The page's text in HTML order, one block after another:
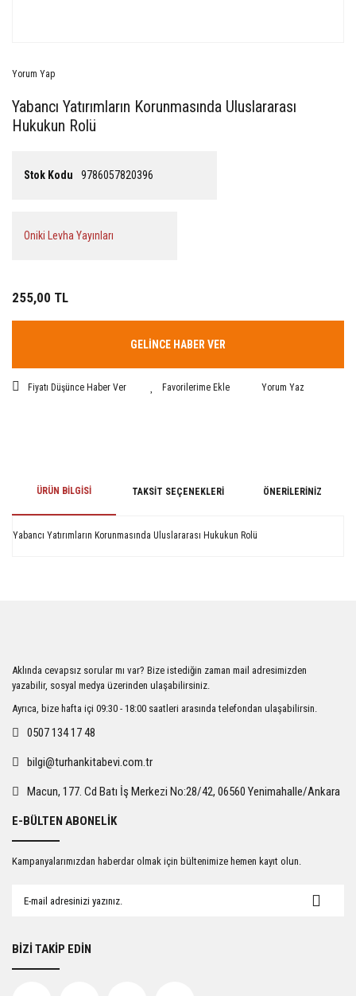
Yorum Yap
Yabancı Yatırımların Korunmasında Uluslararası
Hukukun Rolü
Stok Kodu 9786057820396
Oniki Levha Yayınları
255,00 TL
GELİNCE HABER VER
Fiyatı Düşünce Haber Ver Yorum Yaz
ÜRÜN BILGISI TAKSIT SEÇENEKLERI ÖNERILERINIZ
Yabancı Yatırımların Korunmasında Uluslararası Hukukun Rolü
Ürün açıklamasında eksik bilgiler bulunuyor.
Ürün bilgilerinde hatalar bulunuyor.
Ürün fiyatı diğer sitelerden daha pahalı.
Gönder
Aklında cevapsız sorular mı var? Bize istediğin zaman mail adresimizden
yazabilir, sosyal medya üzerinden ulaşabilirsiniz.
Ayrıca, bize hafta içi 09:30 - 18:00 saatleri arasında telefondan ulaşabilirsin.
0507 134 17 48
bilgi@turhankitabevi.com.tr
Macun, 177. Cd Batı İş Merkezi No:28/42, 06560 Yenimahalle/Ankara
E-BÜLTEN ABONELİK
Kampanyalarımızdan haberdar olmak için bültenimize hemen kayıt olun.
BİZİ TAKİP EDİN